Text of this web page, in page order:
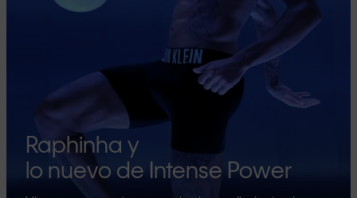
Raphinha y
lo nuevo de Intense Power